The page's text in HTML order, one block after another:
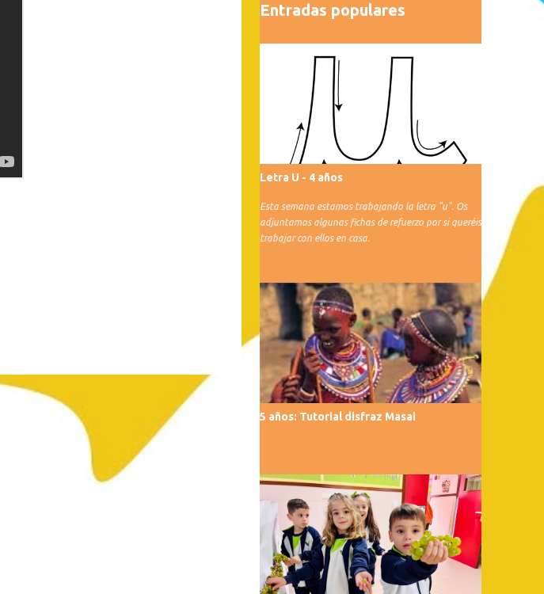
Entradas populares
Letra U - 4 años
Esta semana estamos trabajando la letra "u". Os
adjuntamos algunas fichas de refuerzo por si queréis
trabajar con ellos en casa.
5 años: Tutorial disfraz Masai